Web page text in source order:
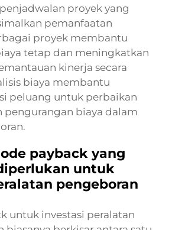
proyek yang
pemanfaatan
proyek membantu
tetap dan meningkatkan
kinerja secara
biaya membantu
peluang untuk perbaikan
pengurangan biaya dalam
payback yang
untuk
pengeboran
untuk investasi peralatan